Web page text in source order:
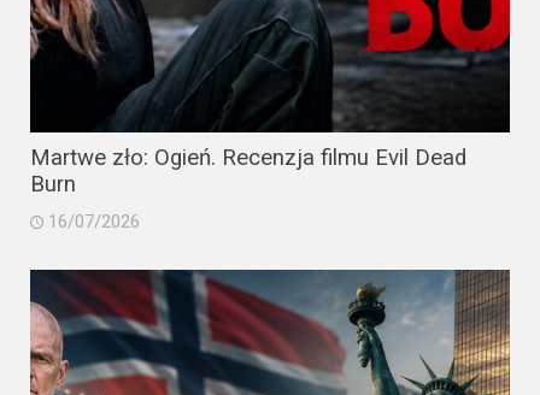
Martwe zło: Ogień. Recenzja filmu Evil Dead
Burn
16/07/2026